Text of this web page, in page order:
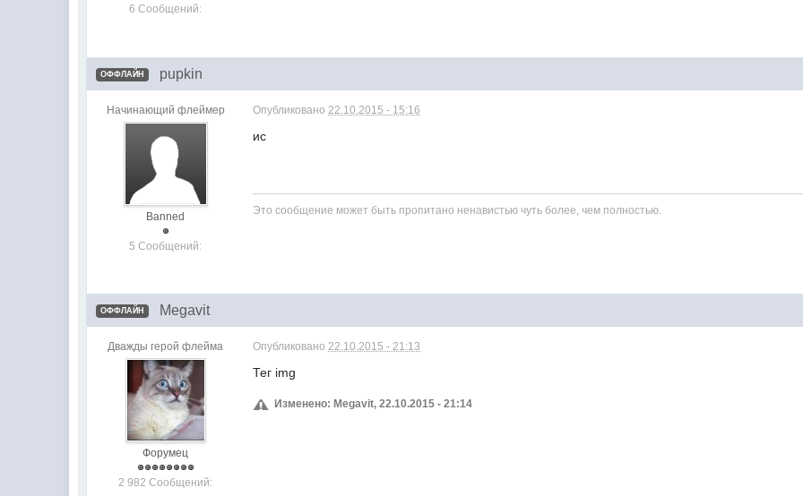
6 Сообщений:
ОФФЛАЙН pupkin
Начинающий флеймер
Banned
5 Сообщений:
Опубликовано22.10.2015 - 15:16
ис
Это сообщение может быть пропитано ненавистью чуть более, чем полностью.
ОФФЛАЙН Megavit
Дважды герой флейма
Форумец
2 982 Сообщений:
Опубликовано22.10.2015 - 21:13
Тег img
Изменено: Megavit, 22.10.2015 - 21:14